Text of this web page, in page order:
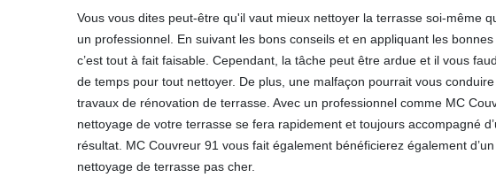
Vous vous dites peut-être qu'il vaut mieux nettoyer la terrasse soi-même
un professionnel. En suivant les bons conseils et en appliquant les bonnes
c’est tout à fait faisable. Cependant, la tâche peut être ardue et il vous
de temps pour tout nettoyer. De plus, une malfaçon pourrait vous
travaux de rénovation de terrasse. Avec un professionnel comme MC
nettoyage de votre terrasse se fera rapidement et toujours accompagné
résultat. MC Couvreur 91 vous fait également bénéficierez également
nettoyage de terrasse pas cher.